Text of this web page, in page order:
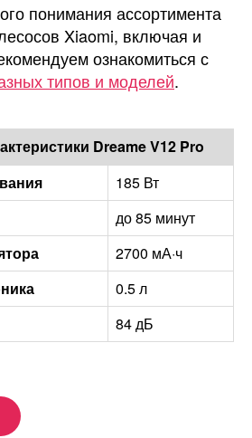
понимания ассортимента
Xiaomi, включая и
ознакомиться с
типов и моделей.
Dreame V12 Pro
185 Вт
до 85 минут
2700 мА·ч
0.5 л
84 дБ